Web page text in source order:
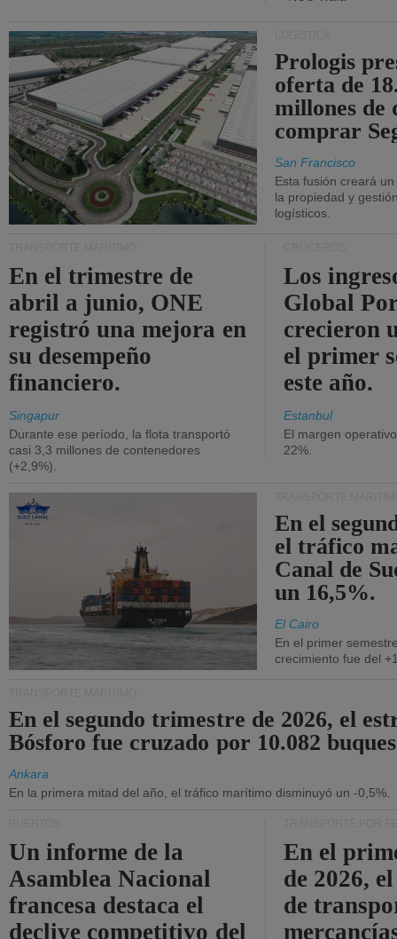
Prologis
oferta de
millones de
comprar
San Francisco
Esta fusión creará
la propiedad y
logísticos.
En el trimestre de
abril a junio, ONE
registró una mejora en
su desempeño
financiero.
Singapur
Durante ese período, la flota transportó
casi 3,3 millones de contenedores
(+2,9%).
Los
Global
crecieron
el primer
este año.
Estanbul
El margen
22%.
En el
el tráfico
Canal de
un 16,5%.
El Cairo
En el primer
crecimiento fue del
En el segundo trimestre de 2026, el
Bósforo fue cruzado por 10.082
Ankara
En la primera mitad del año, el tráfico marítimo disminuyó un -0,5%.
Un informe de la
Asamblea Nacional
francesa destaca el
declive competitivo del
En el
de 2026,
de